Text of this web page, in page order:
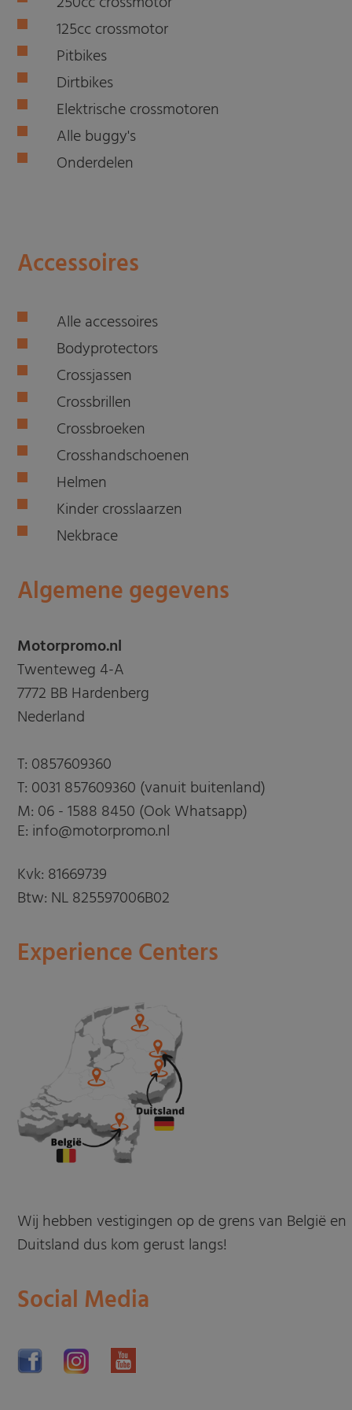
125cc crossmotor
Pitbikes
Dirtbikes
Elektrische crossmotoren
Alle buggy's
Onderdelen
Accessoires
Alle accessoires
Bodyprotectors
Crossjassen
Crossbrillen
Crossbroeken
Crosshandschoenen
Helmen
Kinder crosslaarzen
Nekbrace
Algemene gegevens
Motorpromo.nl
Twenteweg 4-A
7772 BB Hardenberg
Nederland
T: 0857609360
T: 0031 857609360 (vanuit buitenland)
M: 06 - 1588 8450 (Ook Whatsapp)
E: info@motorpromo.nl
Kvk: 81669739
Btw: NL 825597006B02
Experience Centers
Wij hebben vestigingen op de grens van België en
Duitsland dus kom gerust langs!
Social Media